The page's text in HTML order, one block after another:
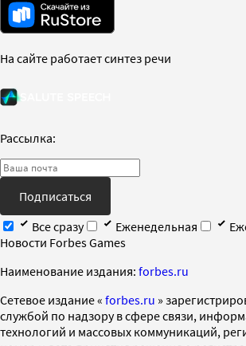
На сайте работает синтез речи
Рассылка:
Подписаться
Все сразу
Еженедельная
Новости Forbes Games
Наименование издания: forbes.ru
Cетевое издание « forbes.ru »
службой по надзору в сфере связи,
технологий и массовых коммуникаций,